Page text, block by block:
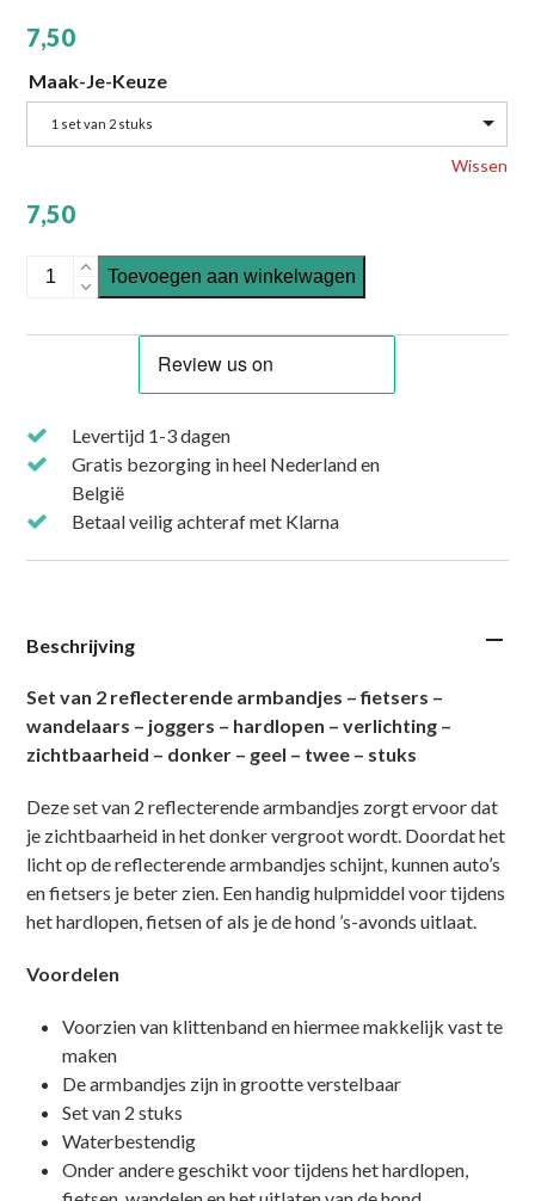
7,50
Maak-Je-Keuze
1 set van 2 stuks
Wissen
7,50
Set van 2 reflecterende armbandjes, beter zichtbaar in het
Toevoegen aan winkelwagen
Levertijd 1-3 dagen
Gratis bezorging in heel Nederland en
België
Betaal veilig achteraf met Klarna
Beschrijving
Set van 2 reflecterende armbandjes – fietsers –
wandelaars – joggers – hardlopen – verlichting –
zichtbaarheid – donker – geel – twee – stuks
Deze set van 2 reflecterende armbandjes zorgt ervoor dat
je zichtbaarheid in het donker vergroot wordt. Doordat het
licht op de reflecterende armbandjes schijnt, kunnen auto’s
en fietsers je beter zien. Een handig hulpmiddel voor tijdens
het hardlopen, fietsen of als je de hond ’s-avonds uitlaat.
Voordelen
Voorzien van klittenband en hiermee makkelijk vast te
maken
De armbandjes zijn in grootte verstelbaar
Set van 2 stuks
Waterbestendig
Onder andere geschikt voor tijdens het hardlopen,